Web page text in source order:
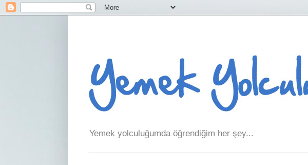
Yemek yolculuğumda öğrendiğim her şey...